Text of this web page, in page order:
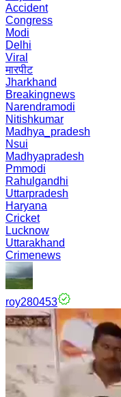
Accident
Congress
Modi
Delhi
Viral
मारपीट
Jharkhand
Breakingnews
Narendramodi
Nitishkumar
Madhya_pradesh
Nsui
Madhyapradesh
Pmmodi
Rahulgandhi
Uttarpradesh
Haryana
Cricket
Lucknow
Uttarakhand
Crimenews
roy280453